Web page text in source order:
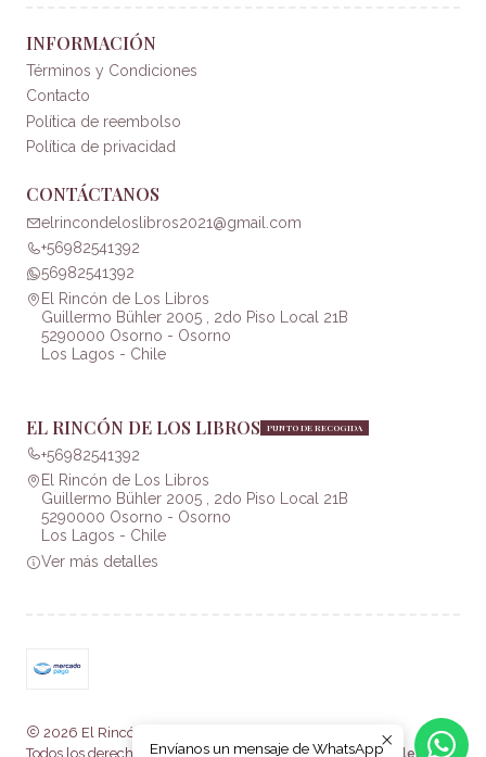
INFORMACIÓN
Términos y Condiciones
Contacto
Política de reembolso
Política de privacidad
CONTÁCTANOS
elrincondeloslibros2021@gmail.com
+56982541392
56982541392
El Rincón de Los Libros
Guillermo Bühler 2005 , 2do Piso Local 21B
5290000 Osorno - Osorno
Los Lagos - Chile
EL RINCÓN DE LOS LIBROS PUNTO DE RECOGIDA
+56982541392
El Rincón de Los Libros
Guillermo Bühler 2005 , 2do Piso Local 21B
5290000 Osorno - Osorno
Los Lagos - Chile
Ver más detalles
2026 El Rincón de Los Libros .
Todos los derechos reservados.Desarrollado por Jumpseller
Envíanos un mensaje de WhatsApp